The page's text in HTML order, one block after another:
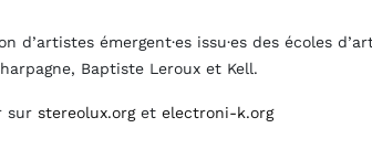
d’artistes émergent·es issu·es des écoles
, Baptiste Leroux et Kell.
sur stereolux.orget electroni-k.org